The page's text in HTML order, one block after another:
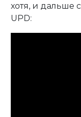
хотя, и дальше
UPD: